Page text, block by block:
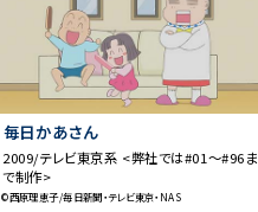
毎日かあさん
2009/テレビ東京系 <弊社では#01〜#96ま
で制作>
©西原理恵子/毎日新聞・テレビ東京・NAS